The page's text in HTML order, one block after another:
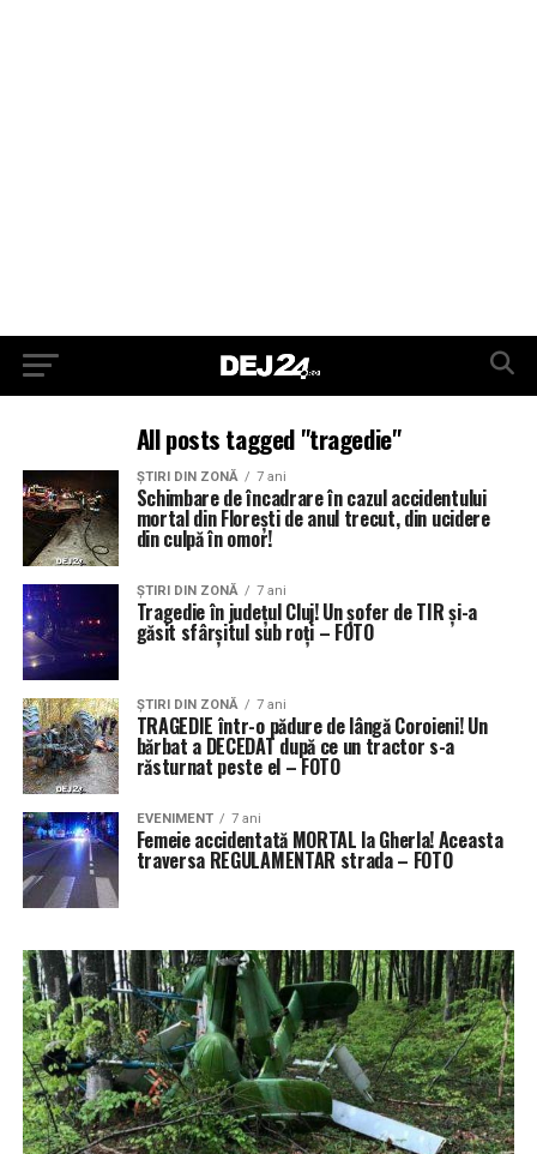
All posts tagged "tragedie"
ŞTIRI DIN ZONĂ 7 ani
Schimbare de încadrare în cazul accidentului
mortal din Florești de anul trecut, din ucidere
din culpă în omor!
ŞTIRI DIN ZONĂ 7 ani
Tragedie în județul Cluj! Un șofer de TIR și-a
găsit sfârșitul sub roți – FOTO
ŞTIRI DIN ZONĂ 7 ani
TRAGEDIE într-o pădure de lângă Coroieni! Un
bărbat a DECEDAT după ce un tractor s-a
răsturnat peste el – FOTO
EVENIMENT 7 ani
Femeie accidentată MORTAL la Gherla! Aceasta
traversa REGULAMENTAR strada – FOTO